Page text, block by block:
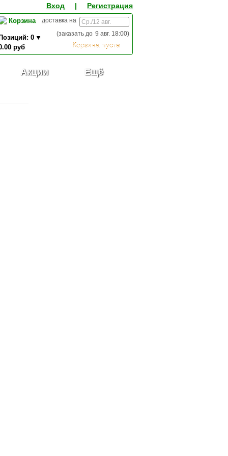
Вход | Регистрация
Корзина
Корзина пуста
доставка на
)
9 авг. 18:00
(заказать до
0
руб
0,00
Акции Ещё